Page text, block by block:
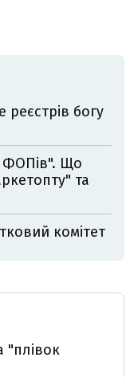
реєстрів богу
ФОПів". Що
та
комітет
"плівок